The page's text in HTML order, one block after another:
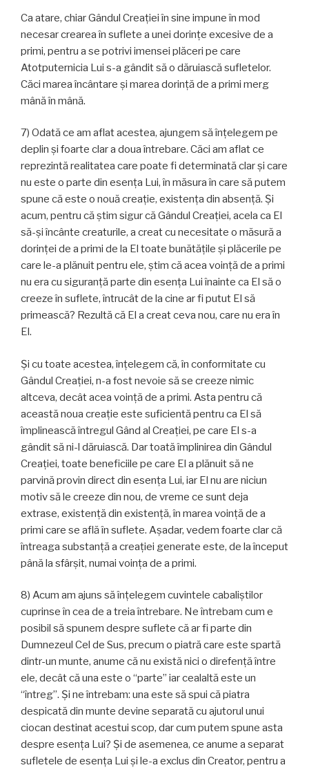
Ca atare, chiar Gândul Creației în sine impune în mod
necesar crearea în suflete a unei dorințe excesive de a
primi, pentru a se potrivi imensei plăceri pe care
Atotputernicia Lui s-a gândit să o dăruiască sufletelor.
Căci marea încântare și marea dorință de a primi merg
mână în mână.
7) Odată ce am aflat acestea, ajungem să înțelegem pe
deplin și foarte clar a doua întrebare. Căci am aflat ce
reprezintă realitatea care poate fi determinată clar și care
nu este o parte din esența Lui, în măsura în care să putem
spune că este o nouă creație, existența din absență. Și
acum, pentru că știm sigur că Gândul Creației, acela ca El
să-şi încânte creaturile, a creat cu necesitate o măsură a
dorinței de a primi de la El toate bunătăţile şi plăcerile pe
care le-a plănuit pentru ele, ştim că acea voinţă de a primi
nu era cu siguranţă parte din esenţa Lui înainte ca El să o
creeze în suflete, întrucât de la cine ar fi putut El să
primească? Rezultă că El a creat ceva nou, care nu era în
El.
Și cu toate acestea, înțelegem că, în conformitate cu
Gândul Creației, n-a fost nevoie să se creeze nimic
altceva, decât acea voinţă de a primi. Asta pentru că
această noua creație este suficientă pentru ca El să
împlinească întregul Gând al Creației, pe care El s-a
gândit să ni-l dăruiască. Dar toată împlinirea din Gândul
Creației, toate beneficiile pe care El a plănuit să ne
parvină provin direct din esența Lui, iar El nu are niciun
motiv să le creeze din nou, de vreme ce sunt deja
extrase, existență din existență, în marea voinţă de a
primi care se află în suflete. Așadar, vedem foarte clar că
întreaga substanță a creației generate este, de la început
până la sfârșit, numai voinţa de a primi.
8) Acum am ajuns să înțelegem cuvintele cabaliștilor
cuprinse în cea de a treia întrebare. Ne întrebam cum e
posibil să spunem despre suflete că ar fi parte din
Dumnezeul Cel de Sus, precum o piatră care este spartă
dintr-un munte, anume că nu există nici o direfență între
ele, decât că una este o “parte” iar cealaltă este un
“întreg”. Și ne întrebam: una este să spui că piatra
despicată din munte devine separată cu ajutorul unui
ciocan destinat acestui scop, dar cum putem spune asta
despre esența Lui? Și de asemenea, ce anume a separat
sufletele de esența Lui și le-a exclus din Creator, pentru a